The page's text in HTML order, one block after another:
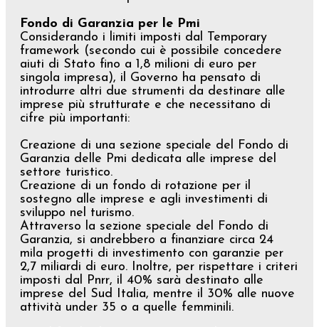
Fondo di Garanzia per le Pmi
Considerando i limiti imposti dal Temporary
framework (secondo cui è possibile concedere
aiuti di Stato fino a 1,8 milioni di euro per
singola impresa), il Governo ha pensato di
introdurre altri due strumenti da destinare alle
imprese più strutturate e che necessitano di
cifre più importanti:
Creazione di una sezione speciale del Fondo di
Garanzia delle Pmi dedicata alle imprese del
settore turistico.
Creazione di un fondo di rotazione per il
sostegno alle imprese e agli investimenti di
sviluppo nel turismo.
Attraverso la sezione speciale del Fondo di
Garanzia, si andrebbero a finanziare circa 24
mila progetti di investimento con garanzie per
2,7 miliardi di euro. Inoltre, per rispettare i criteri
imposti dal Pnrr, il 40% sarà destinato alle
imprese del Sud Italia, mentre il 30% alle nuove
attività under 35 o a quelle femminili.